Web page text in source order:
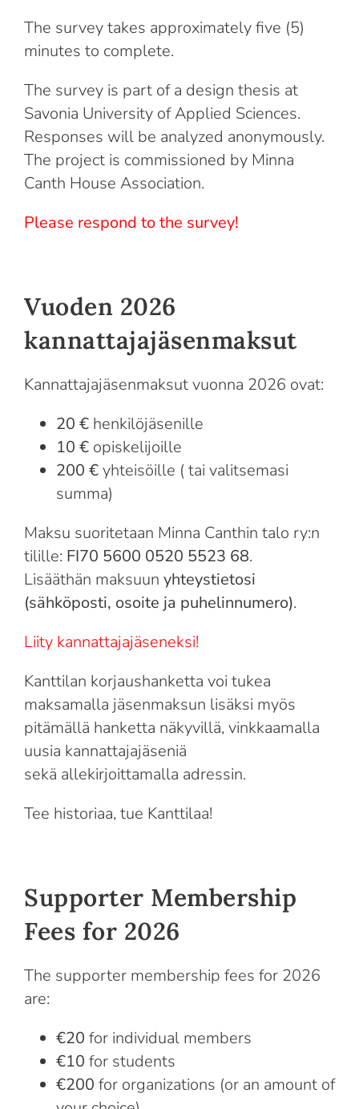
The survey takes approximately five (5)
minutes to complete.
The survey is part of a design thesis at
Savonia University of Applied Sciences.
Responses will be analyzed anonymously.
The project is commissioned by Minna
Canth House Association.
Please respond to the survey!
Vuoden 2026
kannattajajäsenmaksut
Kannattajajäsenmaksut vuonna 2026 ovat:
20 € henkilöjäsenille
10 € opiskelijoille
200 €yhteisöille ( tai valitsemasi
summa)
Maksu suoritetaan Minna Canthin talo ry:n
tilille: FI70 5600 0520 5523 68.
Lisääthän maksuun yhteystietosi
(sähköposti, osoite ja puhelinnumero).
Liity kannattajajäseneksi!
Kanttilan korjaushanketta voi tukea
maksamalla jäsenmaksun lisäksi myös
pitämällä hanketta näkyvillä, vinkkaamalla
uusia kannattajajäseniä
sekä allekirjoittamalla adressin.
Tee historiaa, tue Kanttilaa!
Supporter Membership
Fees for 2026
The supporter membership fees for 2026
are:
€20 for individual members
€10 for students
€200 for organizations (or an amount of